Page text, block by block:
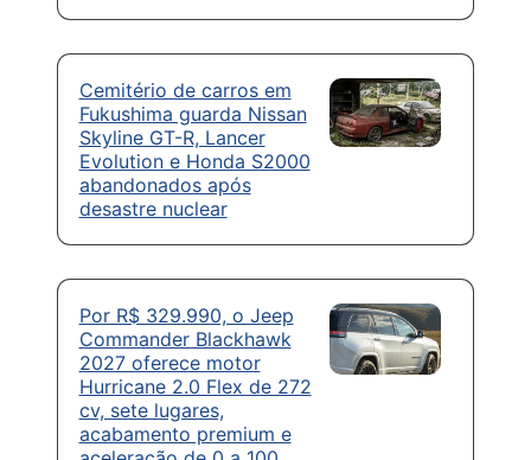
Cemitério de carros em
Fukushima guarda Nissan
Skyline GT-R, Lancer
Evolution e Honda S2000
abandonados após
desastre nuclear
Por R$ 329.990, o Jeep
Commander Blackhawk
2027 oferece motor
Hurricane 2.0 Flex de 272
cv, sete lugares,
acabamento premium e